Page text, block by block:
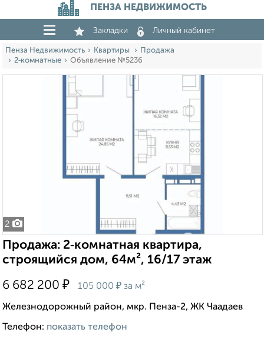
ПЕНЗА НЕДВИЖИМОСТЬ
Закладки Личный кабинет
Пенза Недвижимость Квартиры
Продажа
2‑комнатные
Объявление №5236
2
Продажа: 2‑комнатная квартира,
строящийся дом, 64м², 16/17 этаж
6 682 200 ₽ 105 000 ₽ за м²
Железнодорожный район, мкр. Пенза-2, ЖК Чаадаев
Телефон: показать телефон